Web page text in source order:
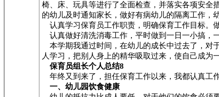
椅、床、玩具等进行了全面检查，并落实各项安全
的幼儿及时通知家长，做好有病幼儿的隔离工作，
认真学习保育员工作职责，明确保育工作目标。
认真做好清洗消毒工作，平时做到一日一小搞，
本学期我通过时间，在幼儿的成长中过去了，对
人学习，把别人身上的精华吸取过来，使自己成为
保育员组长个人总结8
年终又到来了，担任保育工作以来，我都认真工
一、幼儿园饮食健康